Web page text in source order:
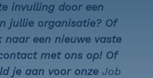
invulling door een
jullie organisatie? Of
naar een nieuwe vaste
met ons op! Of
je aan voor onze Job